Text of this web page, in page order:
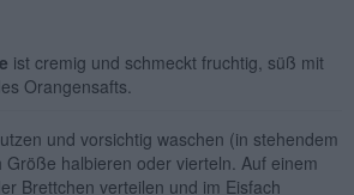
ist cremig und schmeckt fruchtig, süß mit
Orangensafts.
und vorsichtig waschen (in stehendem
Größe halbieren oder vierteln. Auf einem
Brettchen verteilen und im Eisfach